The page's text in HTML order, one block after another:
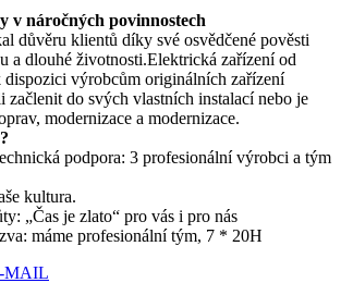
v náročných povinnostech
důvěru klientů díky své osvědčené pověsti
a dlouhé životnosti.Elektrická zařízení od
výrobcům originálních zařízení
do svých vlastních instalací nebo je
modernizace a modernizace.
podpora: 3 profesionální výrobci a tým
kultura.
„Čas je zlato“ pro vás i pro nás
máme profesionální tým, 7 * 20H
MAIL